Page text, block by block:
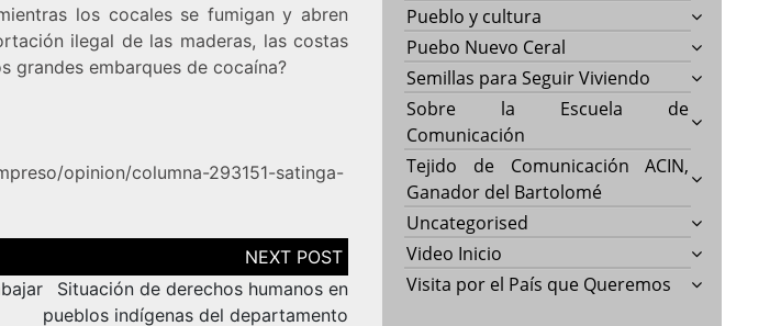
los cocales se fumigan y abren
ilegal de las maderas, las costas
grandes embarques de cocaína?
opinion/columna-293151-satinga-
Situación de derechos humanos en
pueblos indígenas del departamento
Pueblo y cultura
Puebo Nuevo Ceral
Semillas para Seguir Viviendo
Sobre la Escuela de
Comunicación
Tejido de Comunicación ACIN,
Ganador del Bartolomé
Uncategorised
Video Inicio
Visita por el País que Queremos